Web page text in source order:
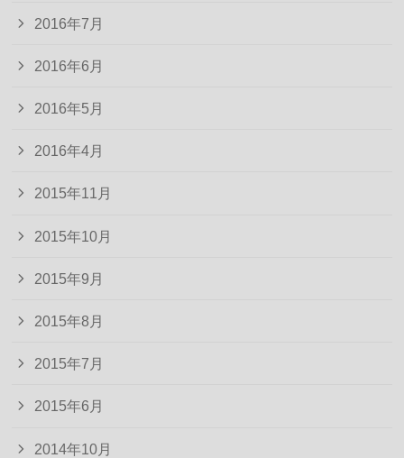
2016年7月
2016年6月
2016年5月
2016年4月
2015年11月
2015年10月
2015年9月
2015年8月
2015年7月
2015年6月
2014年10月